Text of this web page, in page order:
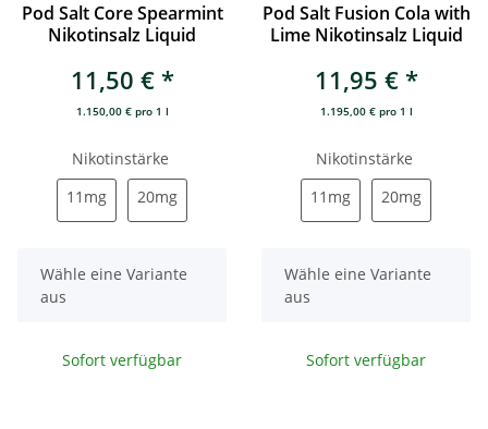
Pod Salt Core Spearmint
Nikotinsalz Liquid
11,50 € *
1.150,00 € pro 1 l
Nikotinstärke
11mg11mg20mg20mg
x
Wähle eine Variante
aus
Sofort verfügbar
Pod Salt Fusion Cola with
Lime Nikotinsalz Liquid
11,95 € *
1.195,00 € pro 1 l
Nikotinstärke
11mg11mg20mg20mg
x
Wähle eine Variante
aus
Sofort verfügbar